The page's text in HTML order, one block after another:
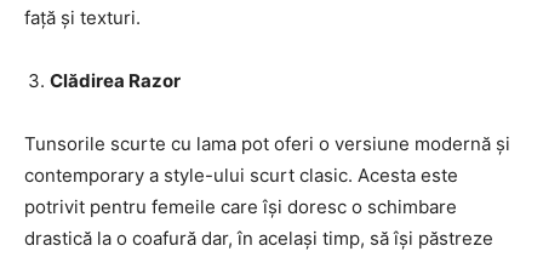
față și texturi.
Clădirea Razor
Tunsorile scurte cu lama pot oferi o versiune modernă și
contemporary a style-ului scurt clasic. Acesta este
potrivit pentru femeile care își doresc o schimbare
drastică la o coafură dar, în același timp, să își păstreze